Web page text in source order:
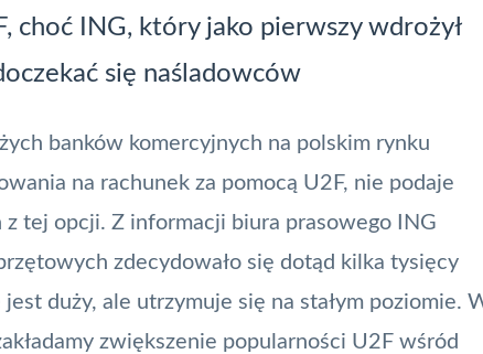
choć ING, który jako pierwszy wdrożył
się naśladowców
banków komercyjnych na polskim rynku
na rachunek za pomocą U2F, nie podaje
tej opcji. Z informacji biura prasowego ING
zdecydowało się dotąd kilka tysięcy
duży, ale utrzymuje się na stałym poziomie.
zwiększenie popularności U2F wśród